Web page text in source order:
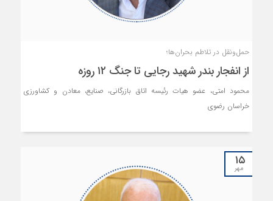
حمل‌ونقل در تلاطم بحران‌ها؛
از انفجار بندر شهید رجایی تا جنگ ۱۲ روزه
محمود امتی، عضو هیات رئیسه اتاق بازرگانی، صنایع، معادن و کشاورزی
خراسان رضوی
۱۵
مهر